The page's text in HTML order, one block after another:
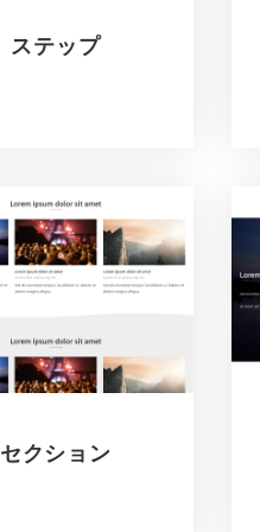
ステップ
セクション